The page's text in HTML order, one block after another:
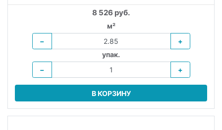
8 526 руб.
м²
−
+
упак.
−
+
В КОРЗИНУ